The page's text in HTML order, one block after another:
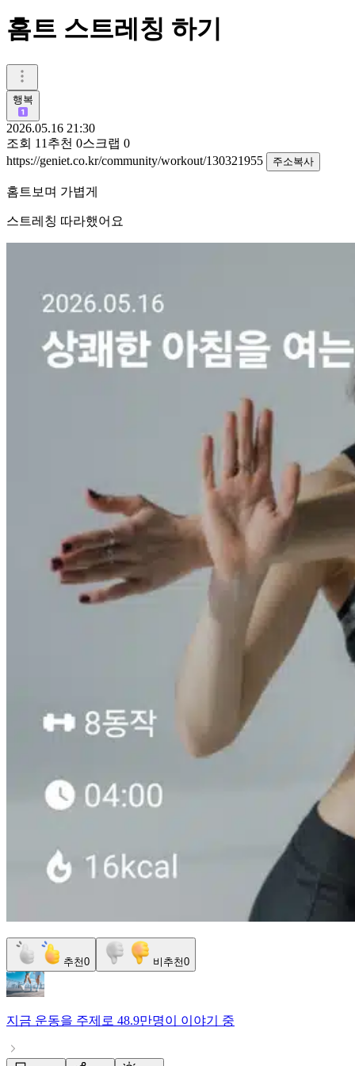
홈트 스트레칭 하기
행복
2026.05.16 21:30
조회 11 추천 0스크랩 0
https://geniet.co.kr/community/workout/130321955
주소복사
홈트보며 가볍게
스트레칭 따라했어요
추천0 비추천0
지금 운동을 주제로 48.9만명이 이야기 중